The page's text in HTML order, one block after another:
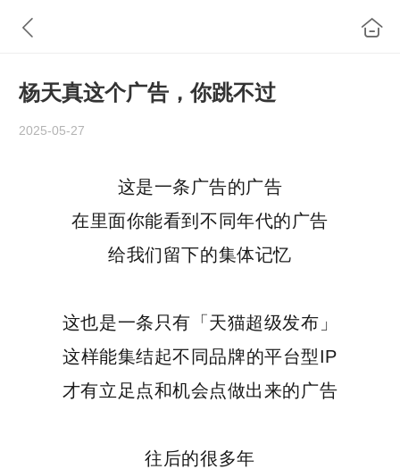
杨天真这个广告，你跳不过
2025-05-27
这是一条广告的广告
在里面你能看到不同年代的广告
给我们留下的集体记忆
这也是一条只有 「天猫超级发布 」
这样能集结起不同品牌的平台型IP
才有立足点和机会点做出来的广告
往后的很多年